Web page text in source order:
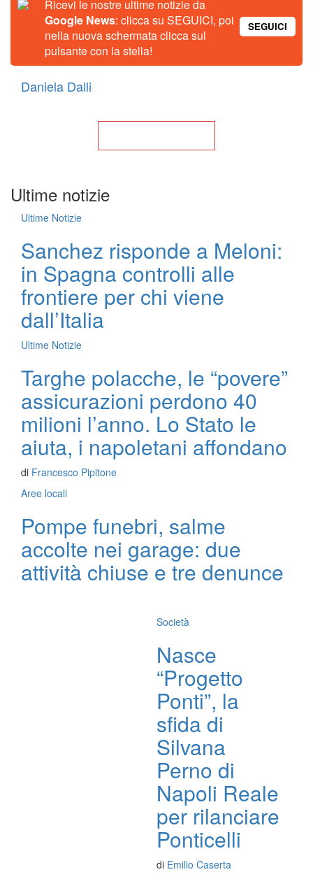
Ricevi le nostre ultime notizie da
Google News: clicca su SEGUICI, poi
nella nuova schermata clicca sul
pulsante con la stella!
SEGUICI
Daniela Dalli
Ultime notizie
Ultime Notizie
Sanchez risponde a Meloni:
in Spagna controlli alle
frontiere per chi viene
dall’Italia
Ultime Notizie
Targhe polacche, le “povere”
assicurazioni perdono 40
milioni l’anno. Lo Stato le
aiuta, i napoletani affondano
di Francesco Pipitone
Aree locali
Pompe funebri, salme
accolte nei garage: due
attività chiuse e tre denunce
Società
Nasce
“Progetto
Ponti”, la
sfida di
Silvana
Perno di
Napoli Reale
per rilanciare
Ponticelli
di Emilio Caserta